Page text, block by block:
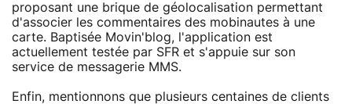
proposant une brique de géolocalisation permettant
d'associer les commentaires des mobinautes à une
carte. Baptisée Movin'blog, l'application est
actuellement testée par SFR et s'appuie sur son
service de messagerie MMS.
Enfin, mentionnons que plusieurs centaines de clients